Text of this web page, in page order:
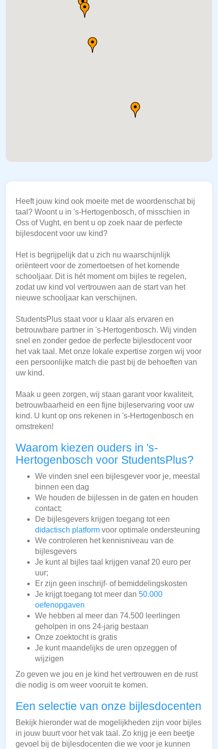
Heeft jouw kind ook moeite met de woordenschat bij
taal? Woont u in 's-Hertogenbosch, of misschien in
Oss of Vught, en bent u op zoek naar de perfecte
bijlesdocent voor uw kind?
Het is begrijpelijk dat u zich nu waarschijnlijk
oriënteert voor de zomertoetsen of het komende
schooljaar. Dit is hét moment om bijles te regelen,
zodat uw kind vol vertrouwen aan de start van het
nieuwe schooljaar kan verschijnen.
StudentsPlus staat voor u klaar als ervaren en
betrouwbare partner in 's-Hertogenbosch. Wij vinden
snel en zonder gedoe de perfecte bijlesdocent voor
het vak taal. Met onze lokale expertise zorgen wij voor
een persoonlijke match die past bij de behoeften van
uw kind.
Maak u geen zorgen, wij staan garant voor kwaliteit,
betrouwbaarheid en een fijne bijleservaring voor uw
kind. U kunt op ons rekenen in 's-Hertogenbosch en
omstreken!
Waarom kiezen ouders in 's-
Hertogenbosch voor StudentsPlus?
We vinden snel een bijlesgever voor je, meestal
binnen een dag
We houden de bijlessen in de gaten en houden
contact;
De bijlesgevers krijgen toegang tot een
didactisch platform voor optimale ondersteuning
We controleren het kennisniveau van de
bijlesgevers
Je kunt al bijles taal krijgen vanaf 20 euro per
uur;
Er zijn geen inschrijf- of bemiddelingskosten
Je krijgt toegang tot meer dan 50.000
oefenopgaven
We hebben al meer dan 74.500 leerlingen
geholpen in ons 24-jarig bestaan
Onze zoektocht is gratis
Je kunt maandelijks de uren opzeggen of
wijzigen
Zo geven we jou en je kind het vertrouwen en de rust
die nodig is om weer vooruit te komen.
Een selectie van onze bijlesdocenten
Bekijk hieronder wat de mogelijkheden zijn voor bijles
in jouw buurt voor het vak taal. Zo krijg je een beetje
gevoel bij de bijlesdocenten die we voor je kunnen